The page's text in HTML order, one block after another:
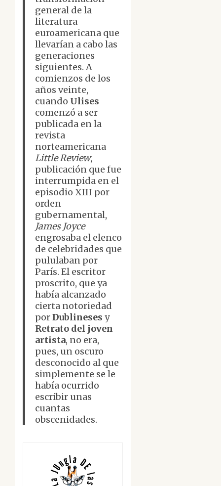
general de la
literatura
euroamericana que
llevarían a cabo las
generaciones
siguientes. A
comienzos de los
años veinte,
cuando Ulises
comenzó a ser
publicada en la
revista
norteamericana
Little Review,
publicación que fue
interrumpida en el
episodio XIII por
orden
gubernamental,
James Joyce
engrosaba el elenco
de celebridades que
pululaban por
París. El escritor
proscrito, que ya
había alcanzado
cierta notoriedad
porDublineses y
Retrato del joven
artista, no era,
pues, un oscuro
desconocido al que
simplemente se le
había ocurrido
escribir unas
cuantas
obscenidades.